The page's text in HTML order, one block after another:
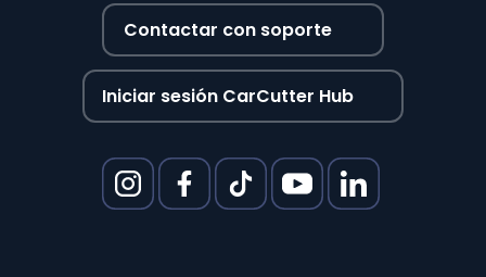
Contactar con soporte
Iniciar sesión CarCutter Hub